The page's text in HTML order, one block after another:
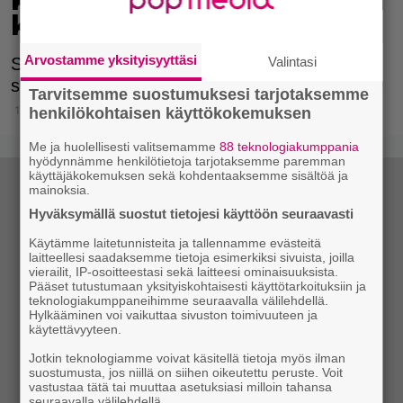
korkeudessa
Suositussa turistikohteessa Chicagossa
selvittiin säikähdyksellä.
13.6.2019 16:15
Arvostamme yksityisyyttäsi Valintasi
Tarvitsemme suostumuksesi tarjotaksemme
henkilökohtaisen käyttökokemuksen
Me ja huolellisesti valitsemamme88 teknologiakumppania
hyödynnämme henkilötietoja tarjotaksemme paremman
käyttäjäkokemuksen sekä kohdentaaksemme sisältöä ja
mainoksia.
Hyväksymällä suostut tietojesi käyttöön seuraavasti
Käytämme laitetunnisteita ja tallennamme evästeitä
laitteellesi saadaksemme tietoja esimerkiksi sivuista, joilla
vierailit, IP-osoitteestasi sekä laitteesi ominaisuuksista.
Pääset tutustumaan yksityiskohtaisesti käyttötarkoituksiin ja
teknologiakumppaneihimme seuraavalla välilehdellä.
Hylkääminen voi vaikuttaa sivuston toimivuuteen ja
käytettävyyteen.
Jotkin teknologiamme voivat käsitellä tietoja myös ilman
suostumusta, jos niillä on siihen oikeutettu peruste. Voit
vastustaa tätä tai muuttaa asetuksiasi milloin tahansa